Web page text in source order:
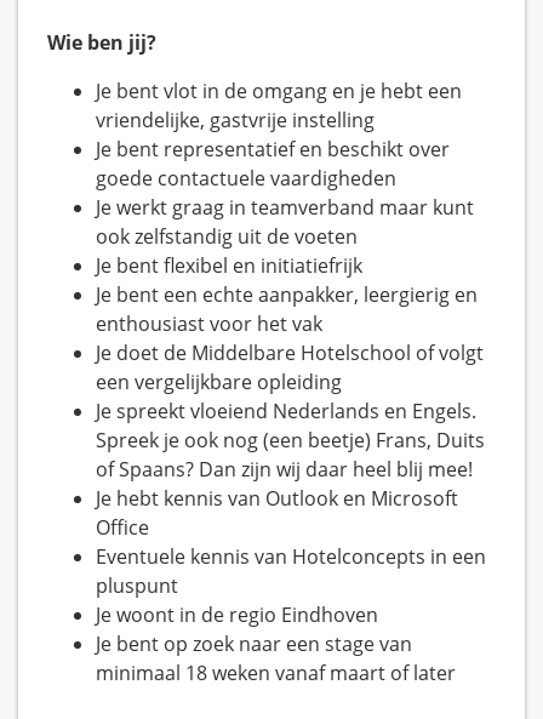
Wie ben jij?
Je bent vlot in de omgang en je hebt een
vriendelijke, gastvrije instelling
Je bent representatief en beschikt over
goede contactuele vaardigheden
Je werkt graag in teamverband maar kunt
ook zelfstandig uit de voeten
Je bent flexibel en initiatiefrijk
Je bent een echte aanpakker, leergierig en
enthousiast voor het vak
Je doet de Middelbare Hotelschool of volgt
een vergelijkbare opleiding
Je spreekt vloeiend Nederlands en Engels.
Spreek je ook nog (een beetje) Frans, Duits
of Spaans? Dan zijn wij daar heel blij mee!
Je hebt kennis van Outlook en Microsoft
Office
Eventuele kennis van Hotelconcepts in een
pluspunt
Je woont in de regio Eindhoven
Je bent op zoek naar een stage van
minimaal 18 weken vanaf maart of later